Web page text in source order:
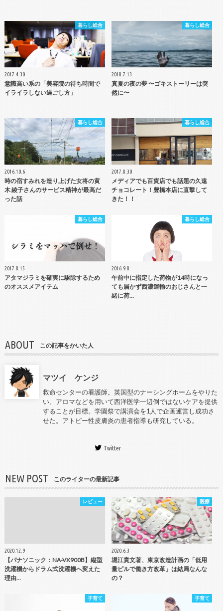
暮らし総合
2017.4.30
意識高い系の「美容院の待ち時間で
イライラしない過ごし方」
暮らし総合
2018.7.13
真夏の夜の夢 〜ゴキストーリーは突
然に〜
暮らし総合
2016.10.6
時の宿すみれを造り上げた女将の黄
木 綾子さんのサービス精神が最高だ
った話
暮らし総合
2017.8.30
メディアでも百貨店でも話題の久遠
チョコレート！豊橋本店に直撃して
きた！！
暮らし総合
2017.8.15
アタマジラミを確実に駆除するため
のオススメアイテム
暮らし総合
2016.9.8
午前中に指定した荷物が14時になっ
ても届かず西濃運輸のおじさんと一
緒に荷…
ABOUT この記事をかいた人
マツイ ケンジ
救命センターの看護師。英国型のナーシングホームをやりた
い。アロマなどを用いて西洋医学一辺倒ではないケアを提供
することが目標。学園祭で講演会を1人で企画運営し成功さ
せた。アトピー性皮膚炎の患者指導も研究している。
Twitter
NEW POST このライターの最新記事
レビュー
2020.12.9
【パナソニック：NA-VX900B】縦型
洗濯機からドラム式洗濯機へ変えた
理由…
医療
2020.6.3
堀江貴文著、東京改造計画の「低用
量ピルで働き方改革」は結局なんな
の？
子育て 子育て